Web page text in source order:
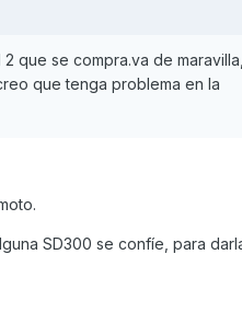
que se compra.va de
que tenga problema en la
SD300 se confíe, para